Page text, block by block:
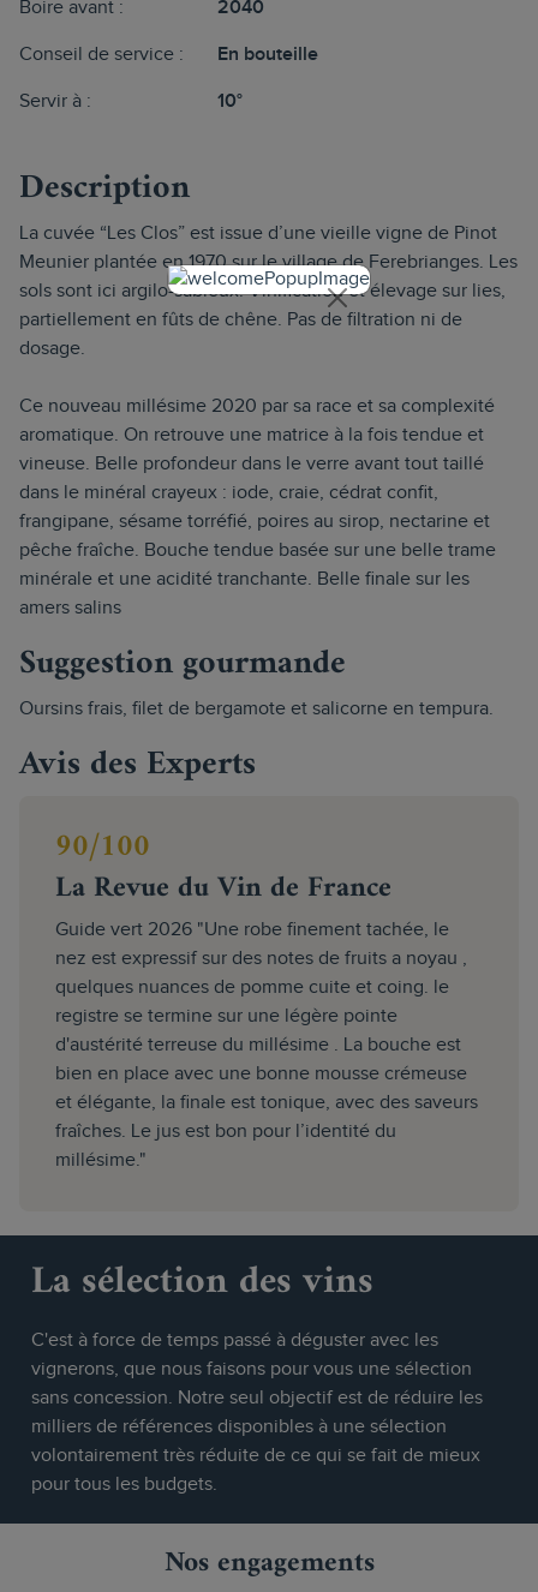
Boire avant : 2040
Conseil de service : En bouteille
Servir à : 10°
Description
La cuvée “Les Clos” est issue d’une vieille vigne de Pinot
Meunier plantée en 1970 sur le village de Ferebrianges. Les
sols sont ici argilo-sableux. Vinification et élevage sur lies,
partiellement en fûts de chêne. Pas de filtration ni de
dosage.
Ce nouveau millésime 2020 par sa race et sa complexité
aromatique. On retrouve une matrice à la fois tendue et
vineuse. Belle profondeur dans le verre avant tout taillé
dans le minéral crayeux : iode, craie, cédrat confit,
frangipane, sésame torréfié, poires au sirop, nectarine et
pêche fraîche. Bouche tendue basée sur une belle trame
minérale et une acidité tranchante. Belle finale sur les
amers salins
Suggestion gourmande
Oursins frais, filet de bergamote et salicorne en tempura.
Avis des Experts
90/100
La Revue du Vin de France
Guide vert 2026 "Une robe finement tachée, le
nez est expressif sur des notes de fruits a noyau ,
quelques nuances de pomme cuite et coing. le
registre se termine sur une légère pointe
d'austérité terreuse du millésime . La bouche est
bien en place avec une bonne mousse crémeuse
et élégante, la finale est tonique, avec des saveurs
fraîches. Le jus est bon pour l’identité du
millésime."
La sélection des vins
C'est à force de temps passé à déguster avec les
vignerons, que nous faisons pour vous une sélection
sans concession. Notre seul objectif est de réduire les
milliers de références disponibles à une sélection
volontairement très réduite de ce qui se fait de mieux
pour tous les budgets.
Nos engagements